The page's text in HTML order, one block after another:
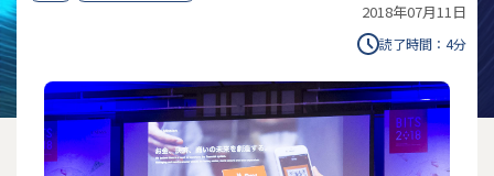
2018年07月11日
読了時間： 4分